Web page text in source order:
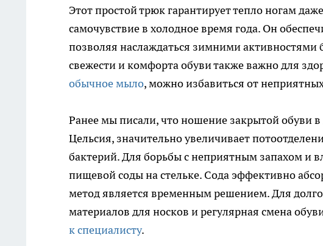
Этот простой трюк гарантирует тепло ногам
самочувствие в холодное время года. Он
позволяя наслаждаться зимними активностями
свежести и комфорта обуви также важно для
обычное мыло, можно избавиться от
Ранее мы писали, что ношение закрытой обуви
Цельсия, значительно увеличивает
бактерий. Для борьбы с неприятным запахом и
пищевой соды на стельке. Сода эффективно
метод является временным решением. Для
материалов для носков и регулярная смена
к специалисту.